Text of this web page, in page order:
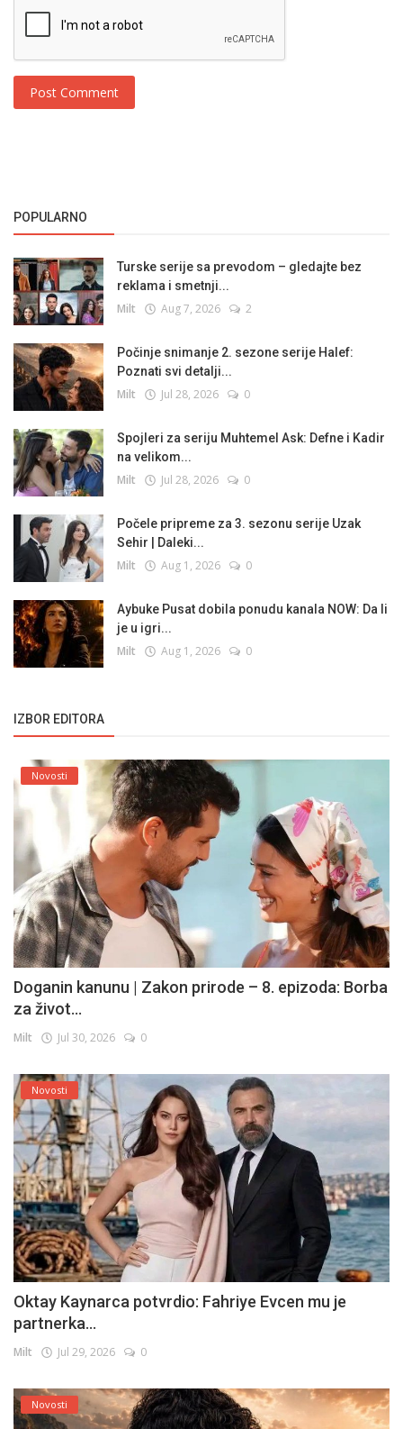
Post Comment
POPULARNO
Turske serije sa prevodom – gledajte bez
reklama i smetnji...
Milt Aug 7, 2026 2
Počinje snimanje 2. sezone serije Halef:
Poznati svi detalji...
Milt Jul 28, 2026 0
Spojleri za seriju Muhtemel Ask: Defne i Kadir
na velikom...
Milt Jul 28, 2026 0
Počele pripreme za 3. sezonu serije Uzak
Sehir | Daleki...
Milt Aug 1, 2026 0
Aybuke Pusat dobila ponudu kanala NOW: Da li
je u igri...
Milt Aug 1, 2026 0
IZBOR EDITORA
Novosti
Doganin kanunu | Zakon prirode – 8. epizoda: Borba
za život...
Milt Jul 30, 2026 0
Novosti
Oktay Kaynarca potvrdio: Fahriye Evcen mu je
partnerka...
Milt Jul 29, 2026 0
Novosti